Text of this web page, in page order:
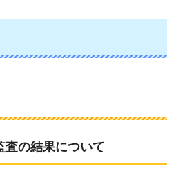
査の結果について